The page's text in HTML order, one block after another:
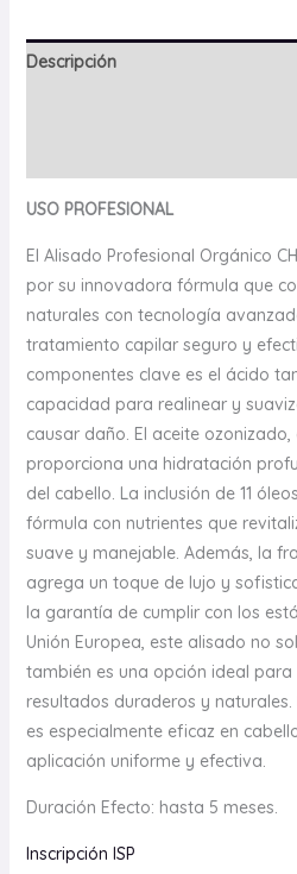
Descripción
USO PROFESIONAL
El Alisado Profesional Orgánico
por su innovadora fórmula que
naturales con tecnología
tratamiento capilar seguro y
componentes clave es el ácido
capacidad para realinear y
causar daño. El aceite
proporciona una hidratación
del cabello. La inclusión de 11
fórmula con nutrientes que
suave y manejable. Además, la
agrega un toque de lujo y
la garantía de cumplir con los
Unión Europea, este alisado no
también es una opción ideal para
resultados duraderos y
es especialmente eficaz en
aplicación uniforme y efectiva.
Duración Efecto: hasta 5 meses.
Inscripción ISP